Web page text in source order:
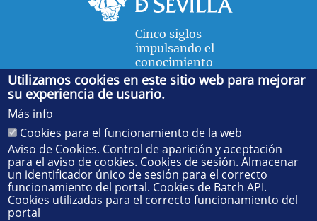
Cinco siglos
impulsando el
conocimiento
FACULTAD DE FÍSICA
Avda. de la Reina Mercedes, s/n. 41012 Sevilla. Tel.:
55 28 91. Administración:administradorfisica@us.es
Secretaría:jsecfisi@us.es- Decanato:ffisaog@us.es
Utilizamos cookies en este sitio web para mejorar
su experiencia de usuario.
Más info
Cookies para el funcionamiento de la web
Aviso de Cookies. Control de aparición y aceptación
para el aviso de cookies. Cookies de sesión. Almacenar
un identificador único de sesión para el correcto
funcionamiento del portal. Cookies de Batch API.
Cookies utilizadas para el correcto funcionamiento del
portal